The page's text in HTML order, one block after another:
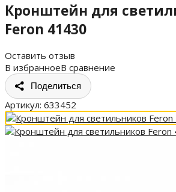
Кронштейн для
Feron 41430
Оставить отзыв
В избранноеВ сравнение
Поделиться
Артикул: 633452